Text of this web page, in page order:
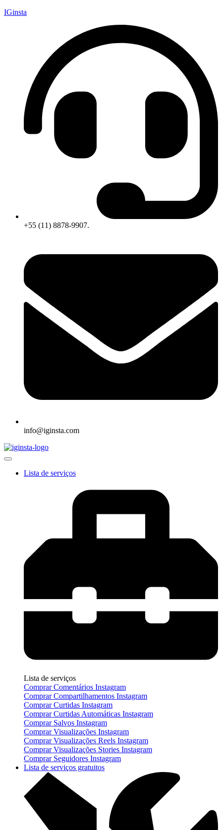
IGinsta
+55 (11) 8878-9907.
info@iginsta.com
Lista de serviços
Lista de serviços
Comprar Comentários Instagram
Comprar Compartilhamentos Instagram
Comprar Curtidas Instagram
Comprar Curtidas Automáticas Instagram
Comprar Salvos Instagram
Comprar Visualizações Instagram
Comprar Visualizações Reels Instagram
Comprar Visualizações Stories Instagram
Comprar Seguidores Instagram
Lista de serviços gratuitos